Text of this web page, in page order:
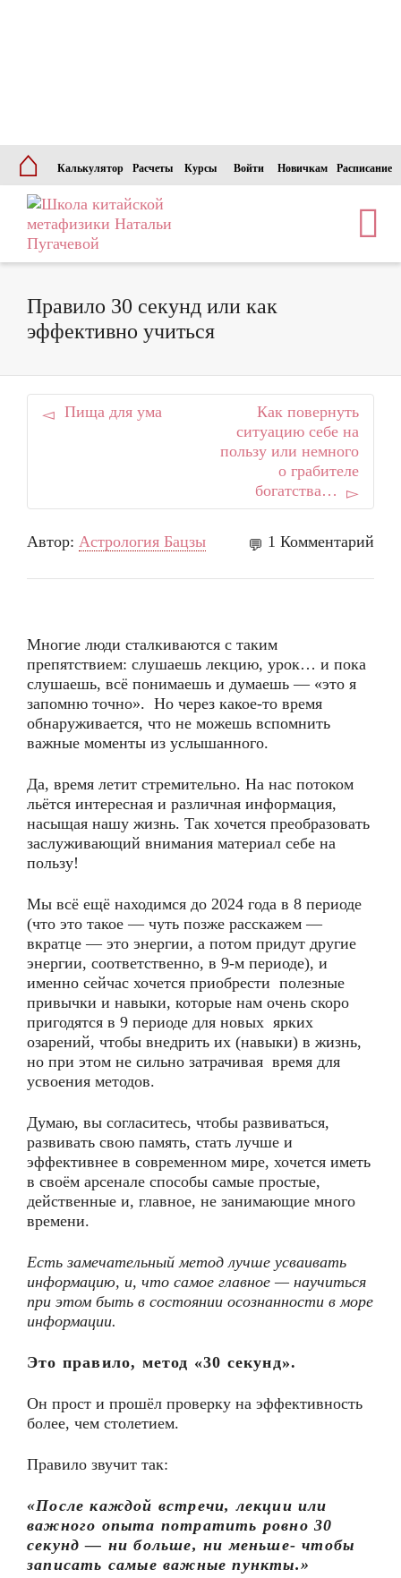
⌂ Калькулятор Расчеты Курсы Войти Новичкам Расписание
Правило 30 секунд или как
эффективно учиться
Пища для ума
Как повернуть
ситуацию себе на
пользу или немного
о грабителе
богатства…
Автор: Астрология Бацзы 1 Комментарий
Многие люди сталкиваются с таким
препятствием: слушаешь лекцию, урок… и пока
слушаешь, всё понимаешь и думаешь — «это я
запомню точно». Но через какое-то время
обнаруживается, что не можешь вспомнить
важные моменты из услышанного.
Да, время летит стремительно. На нас потоком
льётся интересная и различная информация,
насыщая нашу жизнь. Так хочется преобразовать
заслуживающий внимания материал себе на
пользу!
Мы всё ещё находимся до 2024 года в 8 периоде
(что это такое — чуть позже расскажем —
вкратце — это энергии, а потом придут другие
энергии, соответственно, в 9-м периоде), и
именно сейчас хочется приобрести полезные
привычки и навыки, которые нам очень скоро
пригодятся в 9 периоде для новых ярких
озарений, чтобы внедрить их (навыки) в жизнь,
но при этом не сильно затрачивая время для
усвоения методов.
Думаю, вы согласитесь, чтобы развиваться,
развивать свою память, стать лучше и
эффективнее в современном мире, хочется иметь
в своём арсенале способы самые простые,
действенные и, главное, не занимающие много
времени.
Есть замечательный метод лучше усваивать
информацию, и, что самое главное — научиться
при этом быть в состоянии осознанности в море
информации.
Это правило, метод «30 секунд».
Он прост и прошёл проверку на эффективность
более, чем столетием.
Правило звучит так:
«После каждой встречи, лекции или
важного опыта потратить ровно 30
секунд — ни больше, ни меньше- чтобы
записать самые важные пункты.»